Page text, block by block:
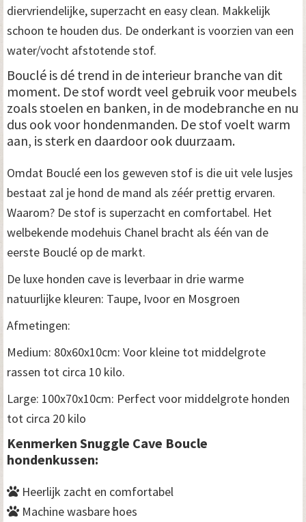
diervriendelijke, superzacht en easy clean. Makkelijk
schoon te houden dus. De onderkant is voorzien van een
water/vocht afstotende stof.
Bouclé is dé trend in de interieur branche van dit
moment. De stof wordt veel gebruik voor meubels
zoals stoelen en banken, in de modebranche en nu
dus ook voor hondenmanden. De stof voelt warm
aan, is sterk en daardoor ook duurzaam.
Omdat Bouclé een los geweven stof is die uit vele lusjes
bestaat zal je hond de mand als zéér prettig ervaren.
Waarom? De stof is superzacht en comfortabel. Het
welbekende modehuis Chanel bracht als één van de
eerste Bouclé op de markt.
De luxe honden cave is leverbaar in drie warme
natuurlijke kleuren: Taupe, Ivoor en Mosgroen
Afmetingen:
Medium: 80x60x10cm: Voor kleine tot middelgrote
rassen tot circa 10 kilo.
Large: 100x70x10cm: Perfect voor middelgrote honden
tot circa 20 kilo
Kenmerken Snuggle Cave Boucle
hondenkussen:
Heerlijk zacht en comfortabel
Machine wasbare hoes